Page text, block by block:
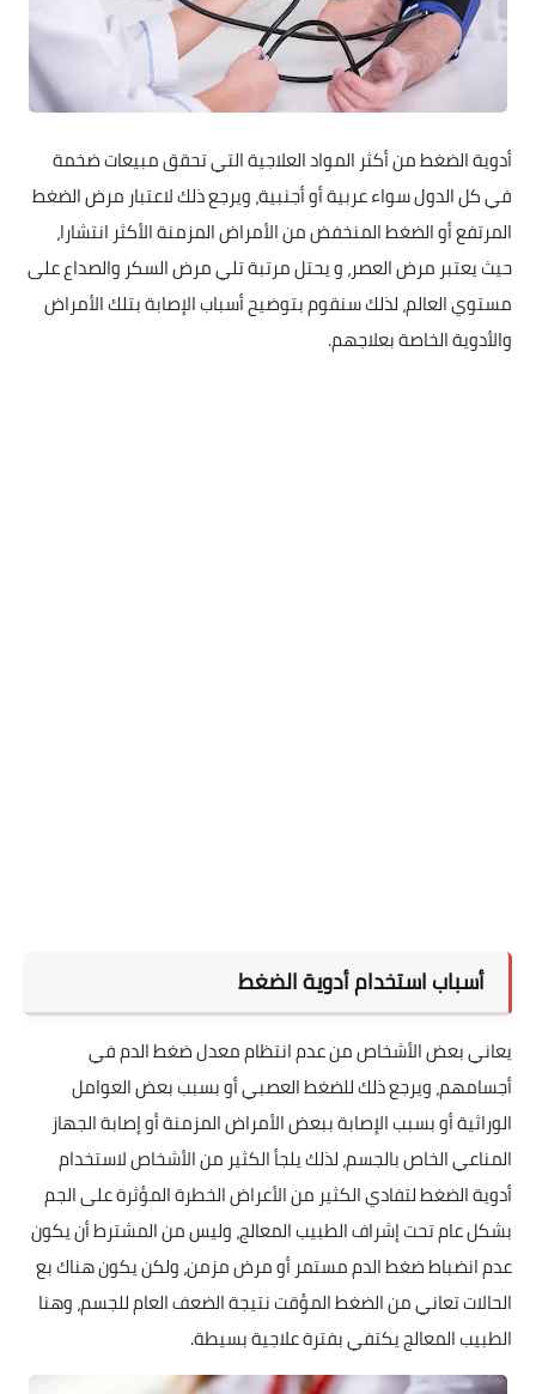
أدوية الضغط من أكثر المواد العلاجية التي تحقق مبيعات ضخمة
في كل الدول سواء عربية أو أجنبية، ويرجع ذلك لاعتبار مرض الضغط
المرتفع أو الضغط المنخفض من الأمراض المزمنة الأكثر انتشارا،
حيث يعتبر مرض العصر، و يحتل مرتبة تلي مرض السكر والصداع على
مستوي العالم، لذلك سنقوم بتوضيح أسباب الإصابة بتلك الأمراض
والأدوية الخاصة بعلاجهم.
أسباب استخدام أدوية الضغط
يعاني بعض الأشخاص من عدم انتظام معدل ضغط الدم في
أجسامهم، ويرجع ذلك للضغط العصبي أو بسبب بعض العوامل
الوراثية أو بسبب الإصابة ببعض الأمراض المزمنة أو إصابة الجهاز
المناعي الخاص بالجسم، لذلك يلجأ الكثير من الأشخاص لاستخدام
أدوية الضغط لتفادي الكثير من الأعراض الخطرة المؤثرة على الجم
بشكل عام تحت إشراف الطبيب المعالج، وليس من المشترط أن يكون
عدم انضباط ضغط الدم مستمر أو مرض مزمن، ولكن يكون هناك بع
الحالات تعاني من الضغط المؤقت نتيجة الضعف العام للجسم، وهنا
الطبيب المعالج يكتفي بفترة علاجية بسيطة.